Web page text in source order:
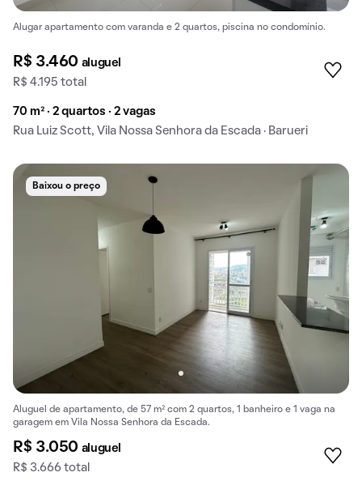
Alugar apartamento com varanda e 2 quartos, piscina no condomínio.
R$ 3.460 aluguel
R$ 4.195 total
70 m² · 2 quartos · 2 vagas
Rua Luiz Scott, Vila Nossa Senhora da Escada · Barueri
Baixou o preço
Aluguel de apartamento, de 57 m² com 2 quartos, 1 banheiro e 1 vaga na
garagem em Vila Nossa Senhora da Escada.
R$ 3.050 aluguel
R$ 3.666 total